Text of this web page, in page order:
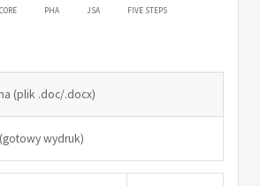
PHA JSA FIVE STEPS
(plik .doc/.docx)
wydruk)